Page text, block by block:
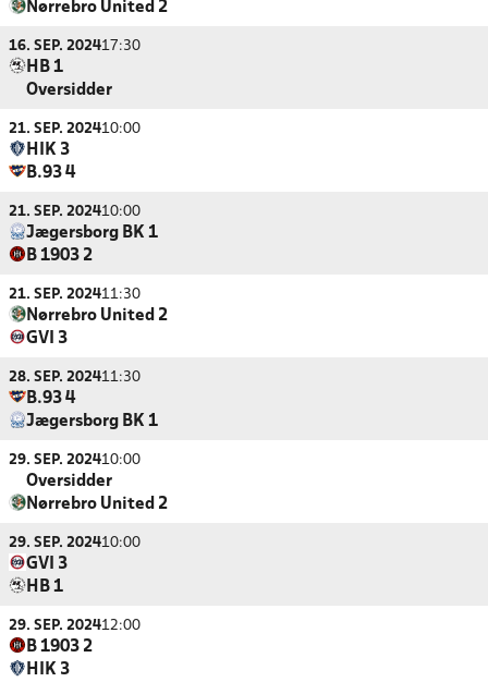
Nørrebro United 2
16. SEP. 202417:30
HB 1
Oversidder
21. SEP. 202410:00
HIK 3
B.93 4
21. SEP. 202410:00
Jægersborg BK 1
B 1903 2
21. SEP. 202411:30
Nørrebro United 2
GVI 3
28. SEP. 202411:30
B.93 4
Jægersborg BK 1
29. SEP. 202410:00
Oversidder
Nørrebro United 2
29. SEP. 202410:00
GVI 3
HB 1
29. SEP. 202412:00
B 1903 2
HIK 3